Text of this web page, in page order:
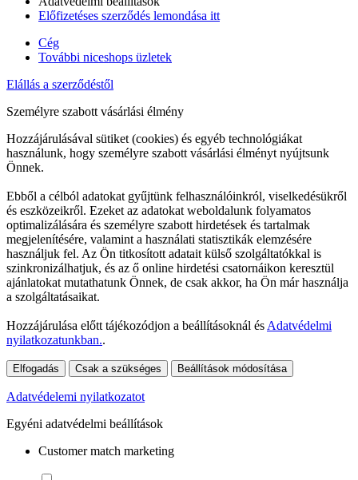
Előfizetéses szerződés lemondása itt
Cég
További niceshops üzletek
Elállás a szerződéstől
Személyre szabott vásárlási élmény
Hozzájárulásával sütiket (cookies) és egyéb technológiákat
használunk, hogy személyre szabott vásárlási élményt nyújtsunk
Önnek.
Ebből a célból adatokat gyűjtünk felhasználóinkról, viselkedésükről
és eszközeikről. Ezeket az adatokat weboldalunk folyamatos
optimalizálására és személyre szabott hirdetések és tartalmak
megjelenítésére, valamint a használati statisztikák elemzésére
használjuk fel. Az Ön titkosított adatait külső szolgáltatókkal is
szinkronizálhatjuk, és az ő online hirdetési csatornáikon keresztül
ajánlatokat mutathatunk Önnek, de csak akkor, ha Ön már használja
a szolgáltatásaikat.
Hozzájárulása előtt tájékozódjon a beállításoknál és Adatvédelmi
nyilatkozatunkban..
Elfogadás Csak a szükséges Beállítások módosítása
Adatvédelemi nyilatkozatot
Egyéni adatvédelmi beállítások
Customer match marketing